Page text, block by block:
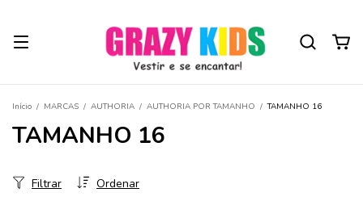
Início / MARCAS / AUTHORIA / AUTHORIA POR TAMANHO / TAMANHO 16
TAMANHO 16
Ordenar
Filtrar